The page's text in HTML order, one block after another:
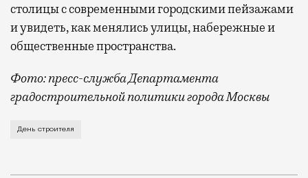
столицы с современными городскими пейзажами
и увидеть, как менялись улицы, набережные и
общественные пространства.
Фото: пресс-служба Департамента
градостроительной политики города Москвы
В этом году профессиональный праздник День
День строителя